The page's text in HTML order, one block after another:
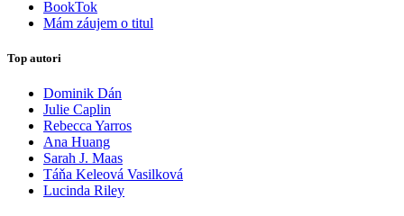
BookTok
Mám záujem o titul
Top autori
Dominik Dán
Julie Caplin
Rebecca Yarros
Ana Huang
Sarah J. Maas
Táňa Keleová Vasilková
Lucinda Riley